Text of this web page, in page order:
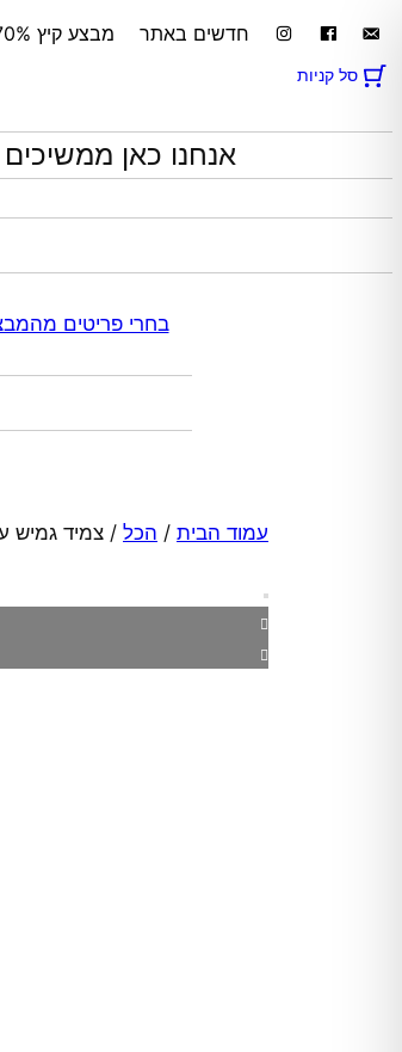
לדלג
חדשים באתר מבצע קיץ 70%
סל קניות
אנחנו כאן
בחרי פריטים מהמבצע בשווי 300 ש"ח ומעלה קבלי 70% הנחה אוטומטית בקופה על
עמוד הבית / הכל / צמיד גמיש